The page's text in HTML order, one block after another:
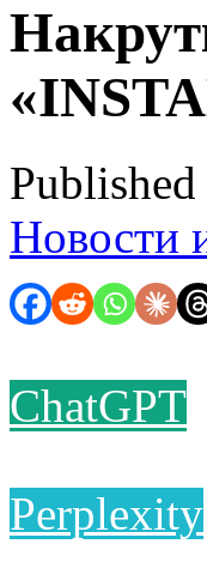
Новости
ChatGPT
Perplexity